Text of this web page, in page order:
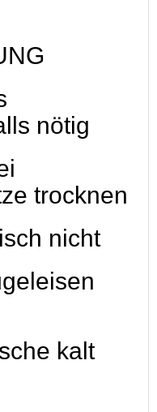
nötig
trocknen
nicht
kalt